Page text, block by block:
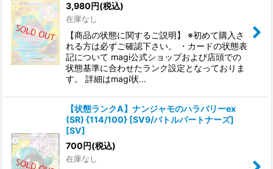
3,980円(税込)
在庫なし
【商品の状態に関するご説明】 ※初めて購入さ
れる方は必ずご確認下さい。 ・カードの状態表
記について magi公式ショップおよび店頭での
状態基準に合わせたランク設定となっておりま
す。 詳細はmagi状…
【状態ランクA】ナンジャモのハラバリーex
(SR) {114/100} [SV9/バトルパートナーズ]
[SV]
700円(税込)
在庫なし